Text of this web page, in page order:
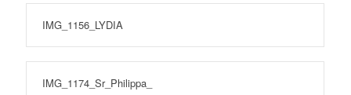
IMG_1156_LYDIA
IMG_1174_Sr_Philippa_